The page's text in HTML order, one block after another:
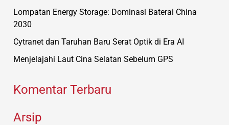
Lompatan Energy Storage: Dominasi Baterai China
2030
Cytranet dan Taruhan Baru Serat Optik di Era AI
Menjelajahi Laut Cina Selatan Sebelum GPS
Komentar Terbaru
Arsip